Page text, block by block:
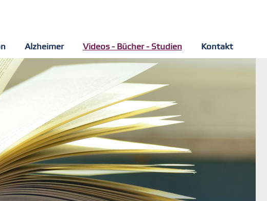
Alzheimer Videos - Bücher - Studien Kontakt